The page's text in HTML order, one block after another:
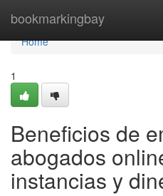
bookmarkingbay
Home
Home
1
Beneficios de
abogados
instancias y